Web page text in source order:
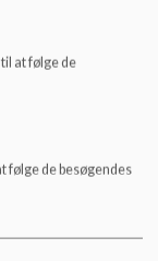
at følge de
følge de besøgendes